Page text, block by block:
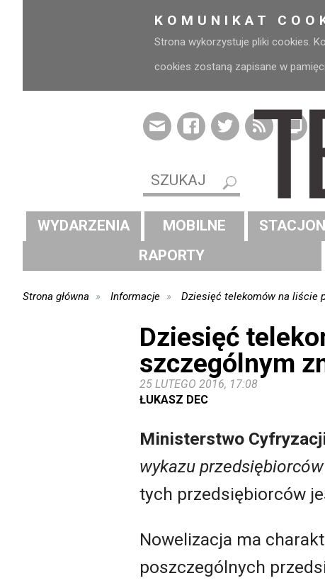
KOMUNIKAT
Strona wykorzystuje pliki cookies.
cookies zostaną zapisane w
WYDARZENIA MOBILNE
RAPORTY
Strona główna Informacje Dziesięć telekomów na liście
Dziesięć
szczególnym
25 LUTEGO 2016, 17:08
ŁUKASZ DEC
Ministerstwo
wykazu
tych przedsiębiorców
Nowelizacja ma
poszczególnych